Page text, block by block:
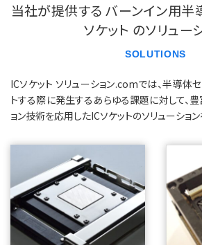
当社が提供する バーンイン用半
ソケット のソリュー
SOLUTIONS
ICソケット ソリューション.comでは、半導体
トする際に発生するあらゆる課題に対して、
ョン技術を応用したICソケットのソリューショ